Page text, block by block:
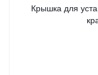
Крышка для